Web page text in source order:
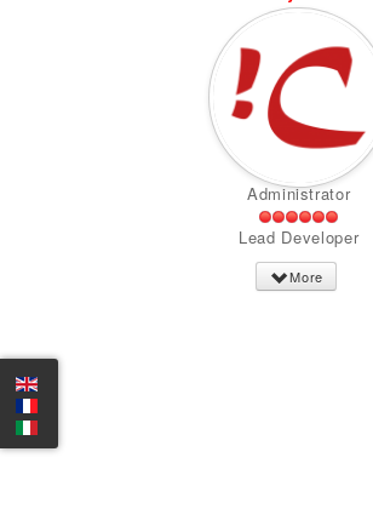
Administrator
Lead Developer
More